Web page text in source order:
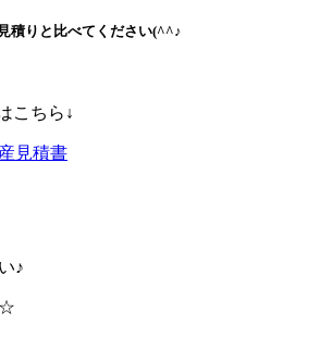
積りと比べてください(^^♪
こちら↓
見積書
♪
☆